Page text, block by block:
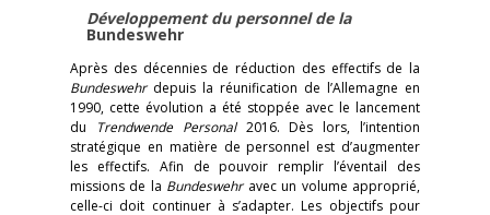
Développement du personnel de la
Bundeswehr
Après des décennies de réduction des effectifs de la
Bundeswehrdepuis la réunification de l’Allemagne en
1990, cette évolution a été stoppée avec le lancement
du
Trendwende Personal2016. Dès lors, l’intention
stratégique en matière de personnel est d’augmenter
les effectifs. Afin de pouvoir remplir l’éventail des
missions de la Bundeswehravec un volume approprié,
celle-ci doit continuer à s’adapter. Les objectifs pour